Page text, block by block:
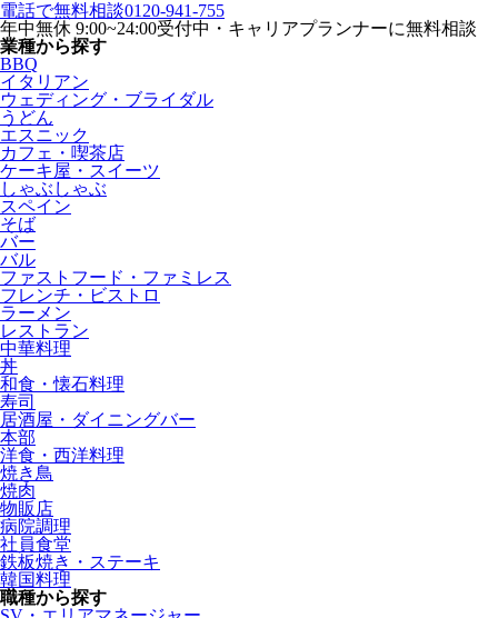
電話で無料相談0120-941-755
年中無休 9:00~24:00受付中・キャリアプランナーに無料相談
業種から探す
BBQ
イタリアン
ウェディング・ブライダル
うどん
エスニック
カフェ・喫茶店
ケーキ屋・スイーツ
しゃぶしゃぶ
スペイン
そば
バー
バル
ファストフード・ファミレス
フレンチ・ビストロ
ラーメン
レストラン
中華料理
丼
和食・懐石料理
寿司
居酒屋・ダイニングバー
本部
洋食・西洋料理
焼き鳥
焼肉
物販店
病院調理
社員食堂
鉄板焼き・ステーキ
韓国料理
職種から探す